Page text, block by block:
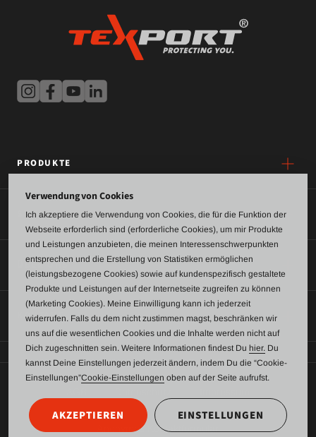
PRODUKTE
SERVICE
ÜBER UNS
KONTAKT
Anonymes Kontaktformular
Verwendung von Cookies
Ich akzeptiere die Verwendung von Cookies, die für die Funktion der
Webseite erforderlich sind (erforderliche Cookies), um mir Produkte
und Leistungen anzubieten, die meinen Interessenschwerpunkten
entsprechen und die Erstellung von Statistiken ermöglichen
(leistungsbezogene Cookies) sowie auf kundenspezifisch gestaltete
Produkte und Leistungen auf der Internetseite zugreifen zu können
(Marketing Cookies). Meine Einwilligung kann ich jederzeit
widerrufen. Falls du dem nicht zustimmen magst, beschränken wir
uns auf die wesentlichen Cookies und die Inhalte werden nicht auf
Dich zugeschnitten sein. Weitere Informationen findest Du hier. Du
kannst Deine Einstellungen jederzeit ändern, indem Du die “Cookie-
Einstellungen”Cookie-Einstellungen oben auf der Seite aufrufst.
AKZEPTIEREN EINSTELLUNGEN